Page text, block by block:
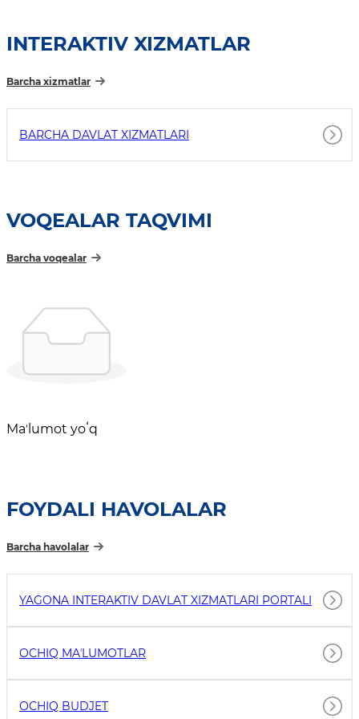
INTERAKTIV XIZMATLAR
Barcha xizmatlar
BARCHA DAVLAT XIZMATLARI
VOQEALAR TAQVIMI
Barcha voqealar
Maʼlumot yoʻq
FOYDALI HAVOLALAR
Barcha havolalar
YAGONA INTERAKTIV DAVLAT XIZMATLARI PORTALI
OCHIQ MAʼLUMOTLAR
OCHIQ BUDJET